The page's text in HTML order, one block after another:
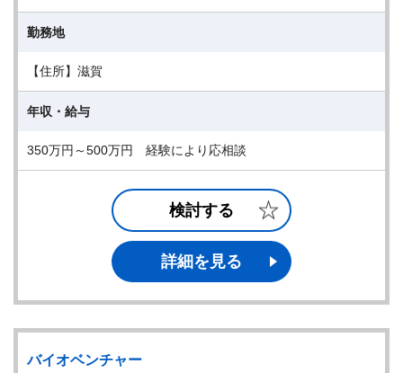
勤務地
【住所】滋賀
年収・給与
350万円～500万円 経験により応相談
検討する
詳細を見る
バイオベンチャー